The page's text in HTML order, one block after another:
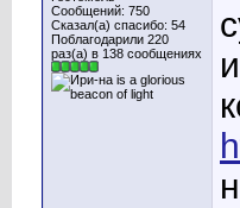
Сообщений: 750
Сказал(а) спасибо: 54
Поблагодарили 220
раз(а) в 138 сообщениях